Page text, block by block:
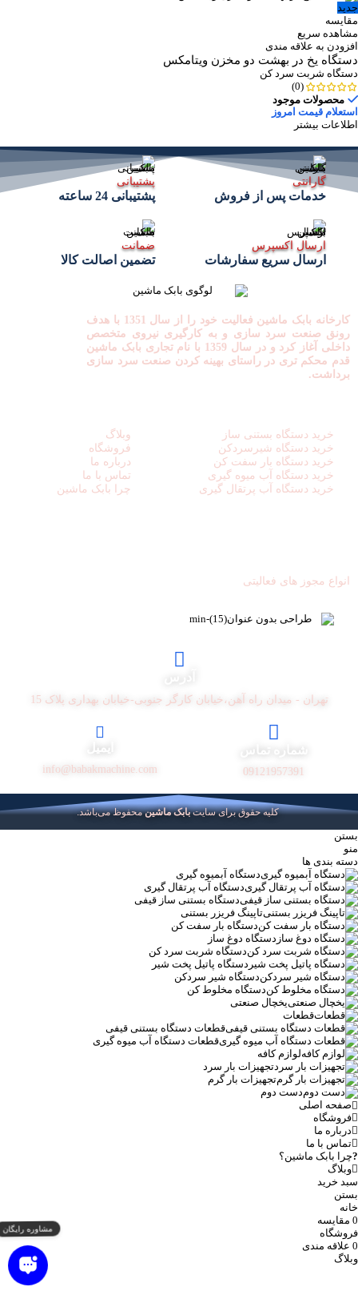
جدید
مقایسه
مشاهده سریع
افزودن به علاقه مندی
دستگاه یخ در بهشت دو مخزن ویتامکس
دستگاه شربت سرد کن
(0)
محصولات موجود
استعلام قیمت امروز
اطلاعات بیشتر
گارانتی
خدمات پس از فروش
پشتیبانی
پشتیبانی 24 ساعته
ارسال اکسپرس
ارسال سریع سفارشات
ضمانت
تضمین اصالت کالا
کارخانه بابک ماشین فعالیت خود را از سال 1351 با هدف
رونق صنعت سرد سازی و به کارگیری نیروی متخصص
داخلی آغاز کرد و در سال 1359 با نام تجاری بابک ماشین
قدم محکم تری در راستای بهینه کردن صنعت سرد سازی
برداشت.
خرید دستگاه بستنی ساز
خرید دستگاه شیرسردکن
خرید دستگاه بار سفت کن
خرید دستگاه آب میوه گیری
خرید دستگاه آب پرتقال گیری
وبلاگ
فروشگاه
درباره ما
تماس با ما
چرا بابک ماشین
انواع مجوز های فعالیتی
تهران - میدان راه آهن،خیابان کارگر جنوبی-خیابان بهداری پلاک 15
شماره تماس
09121957391
ایمیل
info@babakmachine.com
کلیه حقوق برای سایتبابک ماشینمحفوظ می‌باشد.
بستن
منو
دسته بندی ها
دستگاه آبمیوه گیری
دستگاه آب پرتقال گیری
دستگاه بستنی ساز قیفی
تاپینگ فریزر بستنی
دستگاه بار سفت کن
دستگاه دوغ ساز
دستگاه شربت سرد کن
دستگاه پاتیل پخت شیر
دستگاه شیر سردکن
دستگاه مخلوط کن
یخچال صنعتی
قطعات
قطعات دستگاه بستنی قیفی
قطعات دستگاه آب میوه گیری
لوازم کافه
تجهیزات بار سرد
تجهیزات بار گرم
دست دوم
صفحه اصلی
فروشگاه
درباره ما
تماس با ما
چرا بابک ماشین؟
وبلاگ
سبد خرید
بستن
خانه
0 مقایسه
فروشگاه
0 علاقه مندی
وبلاگ